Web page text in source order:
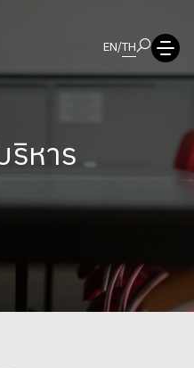
EN/TH
หาร